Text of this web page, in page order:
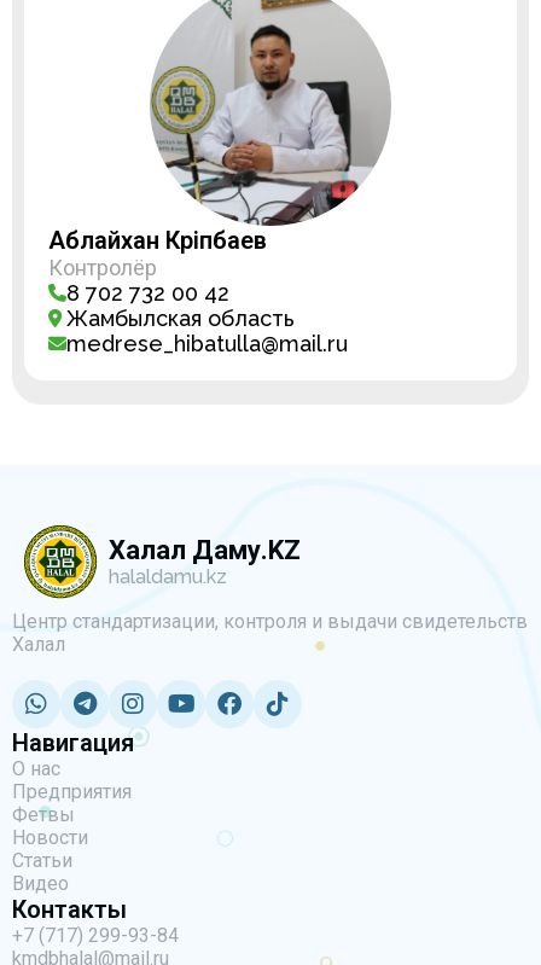
Аблайхан Кәріпбаев
Контролёр
8 702 732 00 42
Жамбылская область
medrese_hibatulla@mail.ru
Халал Даму.KZ
halaldamu.kz
Центр стандартизации, контроля и выдачи свидетельств
Халал
Навигация
О нас
Предприятия
Фетвы
Новости
Статьи
Видео
Контакты
+7 (717) 299-93-84
kmdbhalal@mail.ru